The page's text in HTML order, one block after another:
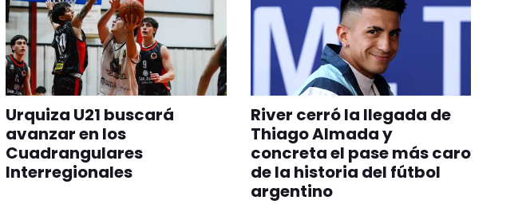
Urquiza U21 buscará
avanzar en los
Cuadrangulares
Interregionales
River cerró la llegada de
Thiago Almada y
concreta el pase más caro
de la historia del fútbol
argentino